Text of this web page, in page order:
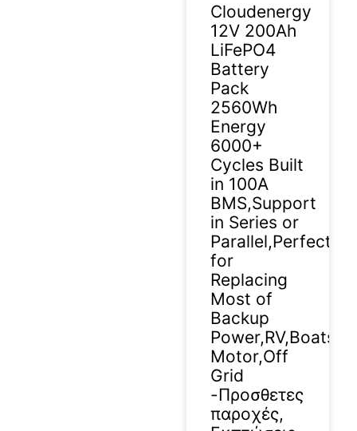
Cloudenergy
12V 200Ah
LiFePO4
Battery
Pack
2560Wh
Energy
6000+
Cycles Built
in 100A
BMS,Support
in Series or
Parallel,Perfect
for
Replacing
Most of
Backup
Motor,Off
Grid
-Προσθετες
παροχές,